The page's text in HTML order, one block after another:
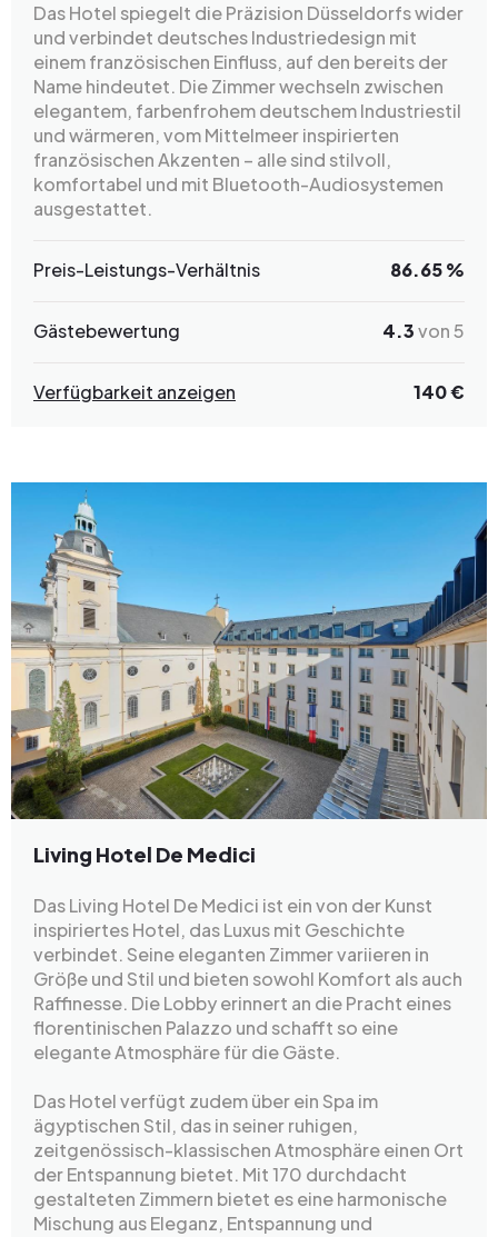
Das Hotel spiegelt die Präzision Düsseldorfs wider
und verbindet deutsches Industriedesign mit
einem französischen Einfluss, auf den bereits der
Name hindeutet. Die Zimmer wechseln zwischen
elegantem, farbenfrohem deutschem Industriestil
und wärmeren, vom Mittelmeer inspirierten
französischen Akzenten – alle sind stilvoll,
komfortabel und mit Bluetooth-Audiosystemen
ausgestattet.
Preis-Leistungs-Verhältnis 86.65 %
Gästebewertung 4.3von 5
Verfügbarkeit anzeigen 140 €
Living Hotel De Medici
Das Living Hotel De Medici ist ein von der Kunst
inspiriertes Hotel, das Luxus mit Geschichte
verbindet. Seine eleganten Zimmer variieren in
Größe und Stil und bieten sowohl Komfort als auch
Raffinesse. Die Lobby erinnert an die Pracht eines
florentinischen Palazzo und schafft so eine
elegante Atmosphäre für die Gäste.
Das Hotel verfügt zudem über ein Spa im
ägyptischen Stil, das in seiner ruhigen,
zeitgenössisch-klassischen Atmosphäre einen Ort
der Entspannung bietet. Mit 170 durchdacht
gestalteten Zimmern bietet es eine harmonische
Mischung aus Eleganz, Entspannung und